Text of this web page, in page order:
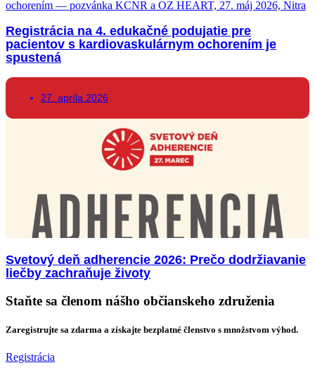
Registrácia na 4. edukačné podujatie pre
pacientov s kardiovaskulárnym ochorením je
spustená
27. apríla 2026
Svetový deň adherencie 2026: Prečo dodržiavanie
liečby zachraňuje životy
Staňte sa členom nášho občianskeho združenia
Zaregistrujte sa zdarma a získajte bezplatné členstvo s množstvom výhod.
Registrácia